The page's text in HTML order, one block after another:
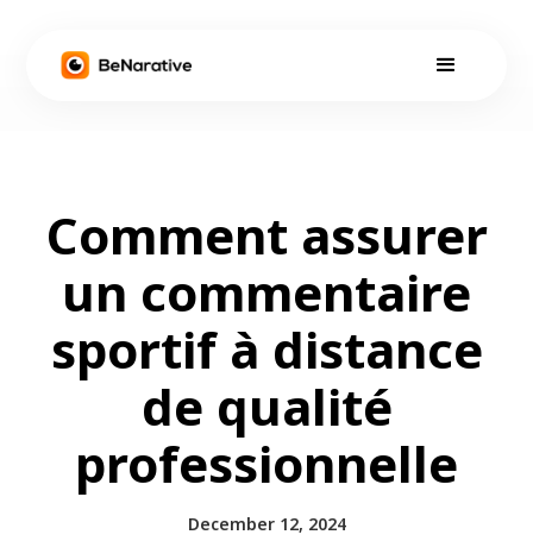
Comment assurer
un commentaire
sportif à distance
de qualité
professionnelle
December 12, 2024